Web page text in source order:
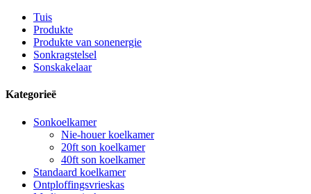
Tuis
Produkte
Produkte van sonenergie
Sonkragstelsel
Sonskakelaar
Kategorieë
Sonkoelkamer
Nie-houer koelkamer
20ft son koelkamer
40ft son koelkamer
Standaard koelkamer
Ontploffingsvrieskas